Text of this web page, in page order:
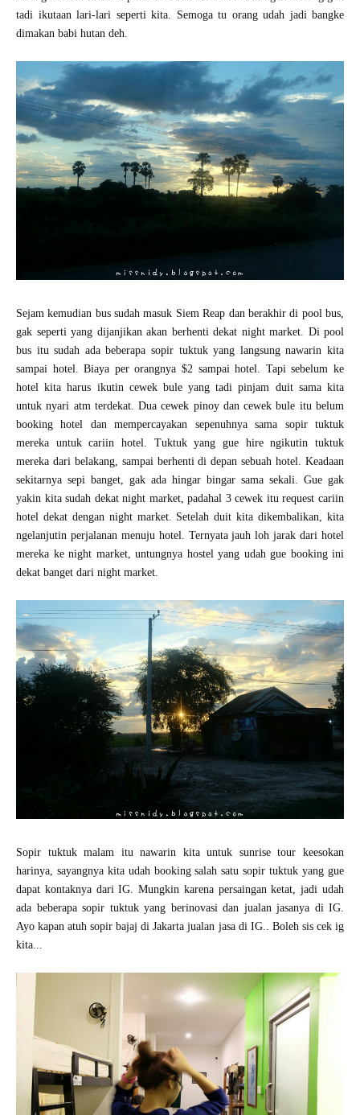
tadi ikutaan lari-lari seperti kita. Semoga tu orang udah jadi bangke
dimakan babi hutan deh.
Sejam kemudian bus sudah masuk Siem Reap dan berakhir di pool bus,
gak seperti yang dijanjikan akan berhenti dekat night market. Di pool
bus itu sudah ada beberapa sopir tuktuk yang langsung nawarin kita
sampai hotel. Biaya per orangnya $2 sampai hotel. Tapi sebelum ke
hotel kita harus ikutin cewek bule yang tadi pinjam duit sama kita
untuk nyari atm terdekat. Dua cewek pinoy dan cewek bule itu belum
booking hotel dan mempercayakan sepenuhnya sama sopir tuktuk
mereka untuk cariin hotel. Tuktuk yang gue hire ngikutin tuktuk
mereka dari belakang, sampai berhenti di depan sebuah hotel. Keadaan
sekitarnya sepi banget, gak ada hingar bingar sama sekali. Gue gak
yakin kita sudah dekat night market, padahal 3 cewek itu request cariin
hotel dekat dengan night market. Setelah duit kita dikembalikan, kita
ngelanjutin perjalanan menuju hotel. Ternyata jauh loh jarak dari hotel
mereka ke night market, untungnya hostel yang udah gue booking ini
dekat banget dari night market.
Sopir tuktuk malam itu nawarin kita untuk sunrise tour keesokan
harinya, sayangnya kita udah booking salah satu sopir tuktuk yang gue
dapat kontaknya dari IG. Mungkin karena persaingan ketat, jadi udah
ada beberapa sopir tuktuk yang berinovasi dan jualan jasanya di IG.
Ayo kapan atuh sopir bajaj di Jakarta jualan jasa di IG.. Boleh sis cek ig
kita...